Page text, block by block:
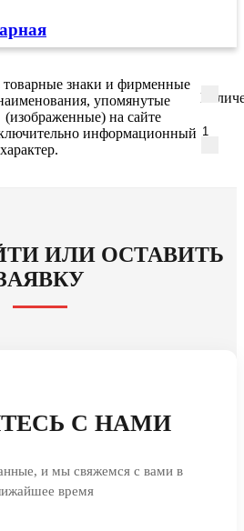
товарные знаки и фирменные
упомянутые
(изображенные) на сайте
информационный
характер.
ИЛИ ОСТАВИТЬ
С НАМИ
и мы свяжемся с вами в
время